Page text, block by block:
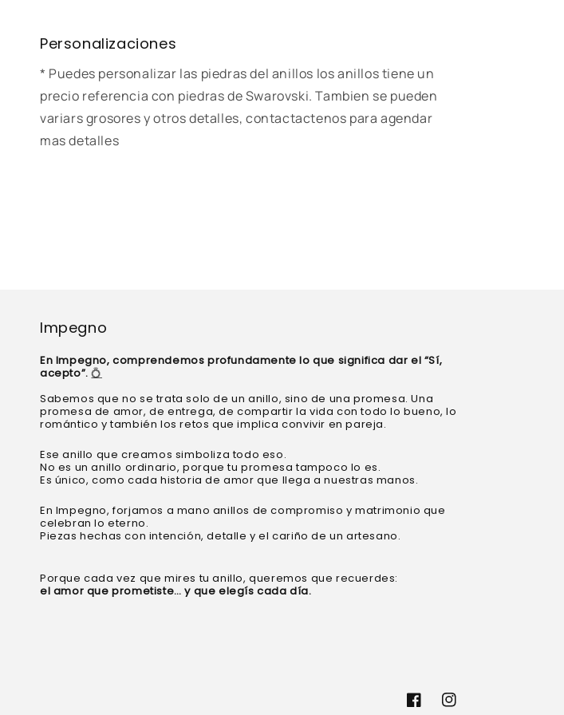
Personalizaciones
* Puedes personalizar las piedras del anillos los anillos tiene un
precio referencia con piedras de Swarovski. Tambien se pueden
variars grosores y otros detalles, contactactenos para agendar
mas detalles
Impegno
En Impegno, comprendemos profundamente lo que significa dar el “Sí,
acepto”.💍
Sabemos que no se trata solo de un anillo, sino de una promesa. Una
promesa de amor, de entrega, de compartir la vida con todo lo bueno, lo
romántico y también los retos que implica convivir en pareja.
Ese anillo que creamos simboliza todo eso.
No es un anillo ordinario, porque tu promesa tampoco lo es.
Es único, como cada historia de amor que llega a nuestras manos.
En Impegno, forjamos a mano anillos de compromiso y matrimonio que
celebran lo eterno.
Piezas hechas con intención, detalle y el cariño de un artesano.
Porque cada vez que mires tu anillo, queremos que recuerdes:
el amor que prometiste… y que elegís cada día.
FacebookInstagram